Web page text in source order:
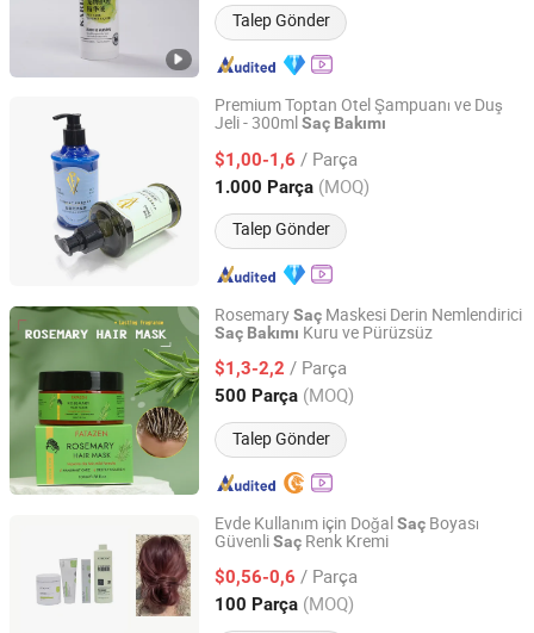
Talep Gönder
Premium Toptan Otel Şampuanı ve Duş
Jeli - 300ml Saç Bakımı
$1,00-1,6 / Parça
1.000 Parça (MOQ)
Talep Gönder
Yangzhou Nano Aviation Technology Co., Ltd.
Jiangsu, China Fiyat 2026
RosemarySaç Maskesi Derin Nemlendirici
Saç Bakımı Kuru ve Pürüzsüz
$1,3-2,2 / Parça
500 Parça (MOQ)
Talep Gönder
Guangzhou Guocui Biological Technology Co., Ltd.
Guangdong, China Fiyat 2023
Evde Kullanım için DoğalSaç Boyası
GüvenliSaç Renk Kremi
$0,56-0,6 / Parça
100 Parça (MOQ)
Guangdong Boda Cosmetics Co,.Ltd.
Guangdong, China Fiyat 2021